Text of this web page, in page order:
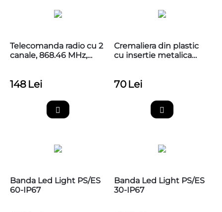
Telecomanda radio cu 2
canale, 868.46 MHz,
148 Lei
Cremaliera din plastic
cu insertie metalica
70 Lei
Banda Led Light PS/ES
60-IP67
Banda Led Light PS/ES
30-IP67